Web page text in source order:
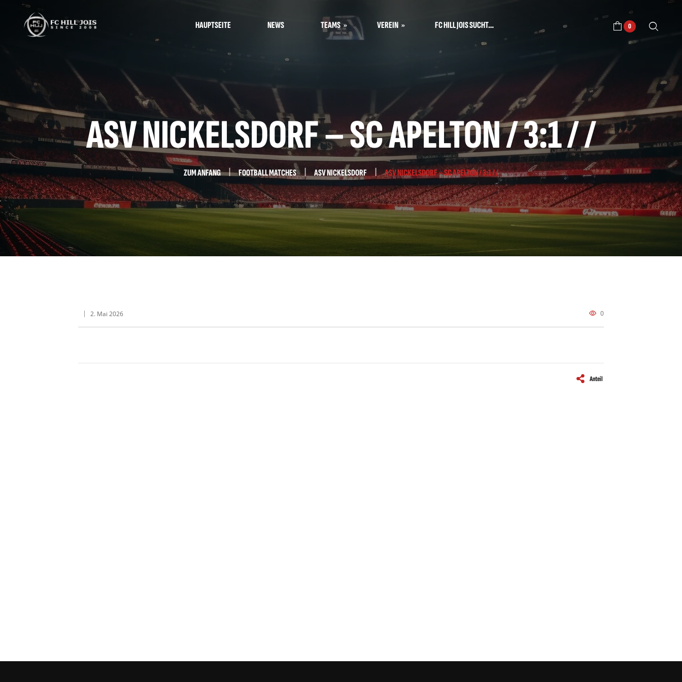
HAUPTSEITE NEWS TEAMS
Kampfmannschaft
U16 Mädchen
U13 Mädchen
U7
U6
VEREIN
Mitgliedschaft
Werbemöglichkeiten
Galerie
Kontakt
FC HILL JOIS SUCHT… 0
ASV NICKELSDORF – SC APELTON / 3:1 / /
ZUM ANFANG FOOTBALL MATCHES ASV NICKELSDORF ASV NICKELSDORF – SC APELTON / 3:1 / /
2. Mai 2026 0
Anteil